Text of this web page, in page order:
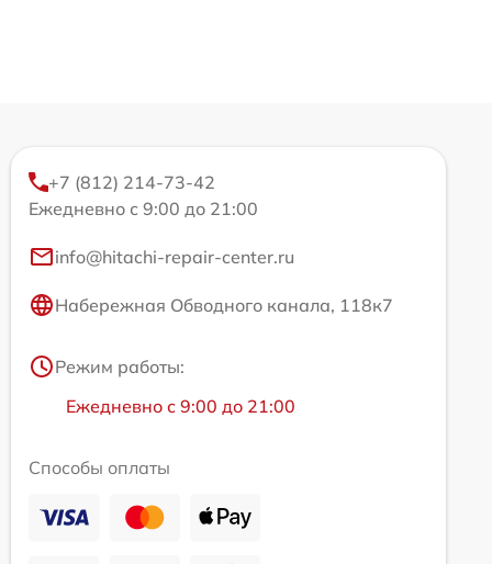
+7 (812) 214-73-42
Ежедневно с 9:00 до 21:00
info@hitachi-repair-center.ru
Набережная Обводного канала, 118к7
Режим работы:
Ежедневно с 9:00 до 21:00
Способы оплаты